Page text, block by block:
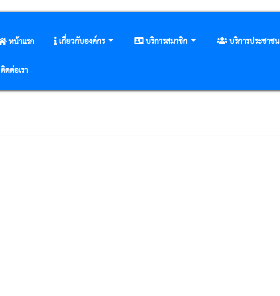
หน้าแรก เกี่ยวกับองค์กร บริการสมาชิก บริการประชาชน
ติดต่อเรา